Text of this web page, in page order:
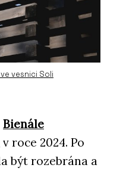
vesnici Soli
Bienále
v roce 2024. Po
být rozebrána a